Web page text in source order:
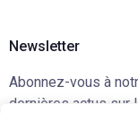
Newsletter
Abonnez-vous à
dernières actus sur